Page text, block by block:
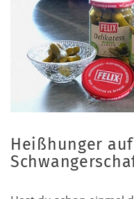
Heißhunger